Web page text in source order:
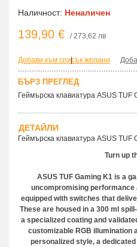
Наличност: Неналичен
139,90 € / 273,62 лв
Добави към списък желани
|
БЪРЗ ПРЕГЛЕД
Геймърска клавиатура ASUS TUF
ДЕТАЙЛИ
Геймърска клавиатура ASUS TUF
Turn up
ASUS TUF Gaming K1 is a
uncompromising performance
equipped with switches that
These are housed in a 300 ml
a specialized coating and
customizable RGB illumination
personalized style, a